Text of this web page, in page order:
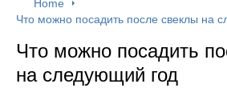
Home
Что можно посадить после свеклы на
Что можно посадить
на следующий год